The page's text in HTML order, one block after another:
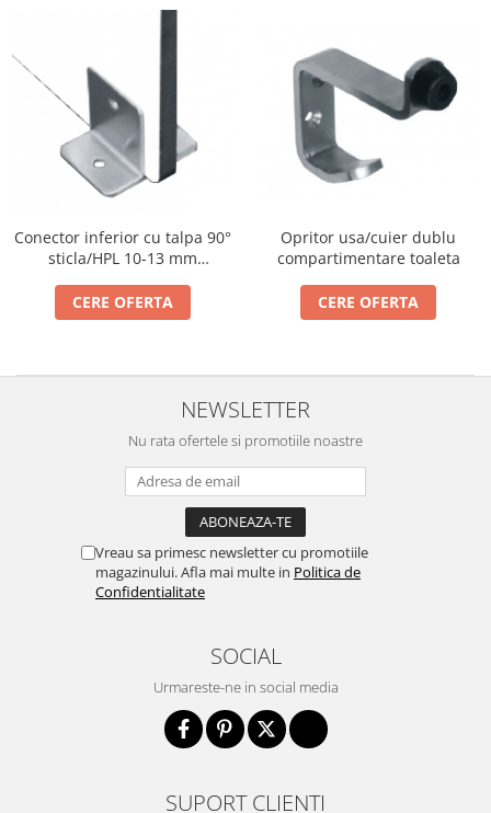
Conector inferior cu talpa 90°
sticla/HPL 10-13 mm
CERE OFERTA
Opritor usa/cuier dublu
compartimentare toaleta
CERE OFERTA
NEWSLETTER
Nu rata ofertele si promotiile noastre
Vreau sa primesc newsletter cu promotiile
magazinului. Afla mai multe in Politica de
Confidentialitate
SOCIAL
Urmareste-ne in social media
SUPORT CLIENTI